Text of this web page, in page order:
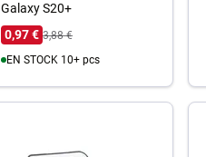
Galaxy S20+
0,97 € 3,88 €
EN STOCK 10+ pcs